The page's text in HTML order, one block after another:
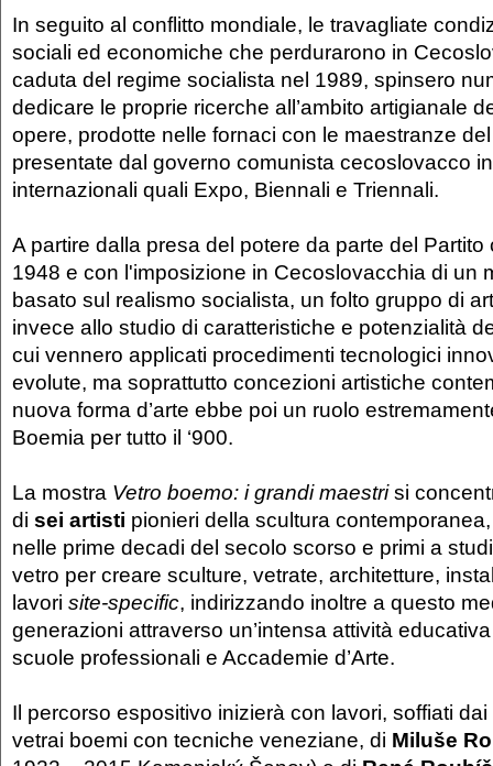
In seguito al conflitto mondiale, le travagliate
sociali ed economiche che perdurarono in
caduta del regime socialista nel 1989, spinsero
dedicare le proprie ricerche all’ambito artigianale
opere, prodotte nelle fornaci con le maestranze
presentate dal governo comunista cecoslovacco
internazionali quali Expo, Biennali e Triennali.
A partire dalla presa del potere da parte del Partito
1948 e con l'imposizione in Cecoslovacchia di un
basato sul realismo socialista, un folto gruppo di
invece allo studio di caratteristiche e potenzialità
cui vennero applicati procedimenti tecnologici
evolute, ma soprattutto concezioni artistiche
nuova forma d’arte ebbe poi un ruolo
Boemia per tutto il ‘900.
La mostra Vetro boemo: i grandi maestrisi
di sei artisti pionieri della scultura
nelle prime decadi del secolo scorso e primi a
vetro per creare sculture, vetrate, architetture,
lavori site-specific, indirizzando inoltre a questo
generazioni attraverso un’intensa attività educativa
scuole professionali e Accademie d’Arte.
Il percorso espositivo inizierà con lavori, soffiati
vetrai boemi con tecniche veneziane, di Miluše